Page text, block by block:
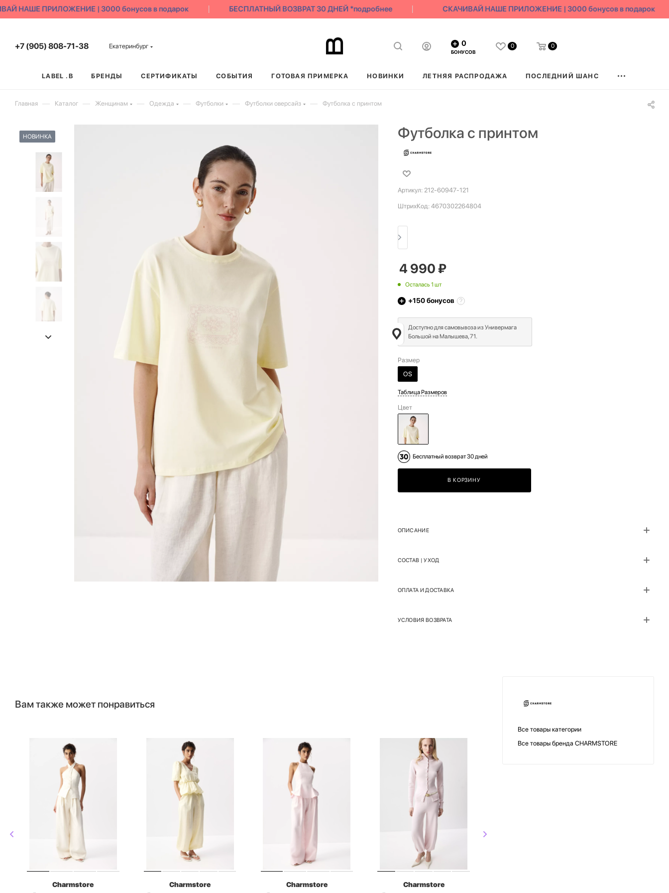
НАШЕ ПРИЛОЖЕНИЕ | 3000 бонусов в подарок БЕСПЛАТНЫЙ ВОЗВРАТ 30 ДНЕЙ *подробнее СКАЧИВАЙ НАШЕ ПРИЛОЖЕНИЕ | 3000 бонусов в подарок
+7 (905) 808-71-38 Екатеринбург 0
БОНУСОВ
0 0
LABEL .B БРЕНДЫ СЕРТИФИКАТЫ СОБЫТИЯ ГОТОВАЯ ПРИМЕРКА НОВИНКИ ЛЕТНЯЯ РАСПРОДАЖА ПОСЛЕДНИЙ ШАНС
Главная — Каталог — Женщинам — Одежда — Футболки — Футболки оверсайз — Футболка с принтом
НОВИНКА Футболка с принтом
Артикул: 212-60947-121
ШтрихКод: 4670302264804
4 990₽
Осталась 1 шт
+150бонусов
Доступно для самовывоза из Универмага
Большой на Малышева, 71.
Размер
OS
Таблица Размеров
Цвет
Бесплатный возврат 30 дней
В КОРЗИНУ
ОПИСАНИЕ
СОСТАВ | УХОД
ОПЛАТА И ДОСТАВКА
УСЛОВИЯ ВОЗВРАТА
Вам также может понравиться
Charmstore
Charmstore
Charmstore
Charmstore
Все товары категории
Все товары бренда CHARMSTORE